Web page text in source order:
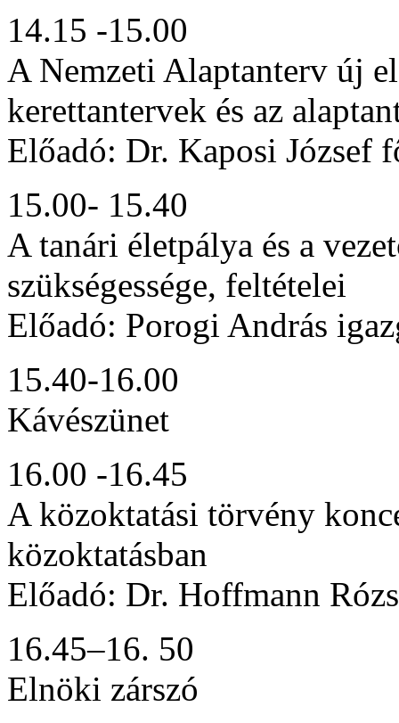
14.15 -15.00
A Nemzeti Alaptanterv új
kerettantervek és az
Előadó: Dr. Kaposi József
15.00- 15.40
A tanári életpálya és a
szükségessége, feltételei
Előadó: Porogi András
15.40-16.00
Kávészünet
16.00 -16.45
A közoktatási törvény
közoktatásban
Előadó: Dr. Hoffmann
16.45–16. 50
Elnöki zárszó